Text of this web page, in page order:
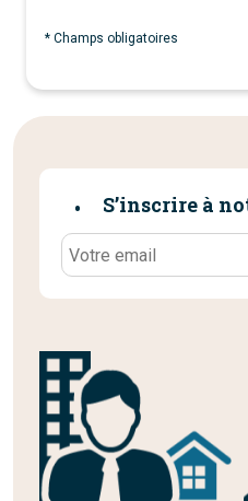
* Champs obligatoires
S’inscrire à